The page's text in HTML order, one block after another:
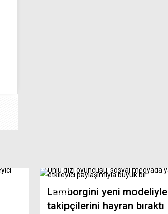
Lamborgini yeni modeliyle
takipçilerini hayran bıraktı